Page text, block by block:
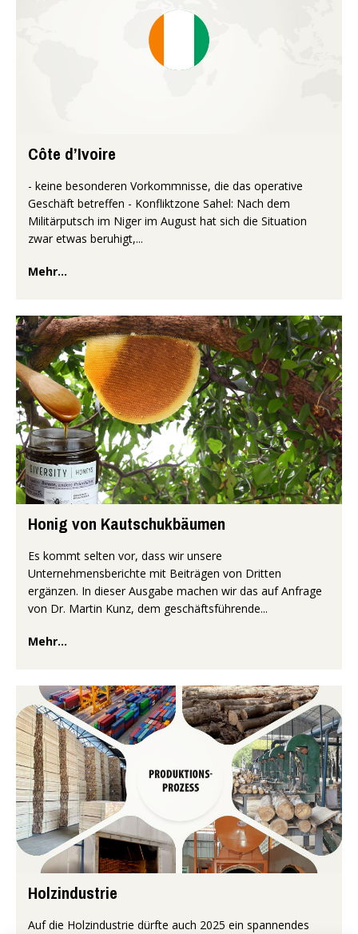
Côte d’Ivoire
- keine besonderen Vorkommnisse, die das operative
Geschäft betreffen - Konfliktzone Sahel: Nach dem
Militärputsch im Niger im August hat sich die Situation
zwar etwas beruhigt,...
Mehr...
Honig von Kautschukbäumen
Es kommt selten vor, dass wir unsere
Unternehmensberichte mit Beiträgen von Dritten
ergänzen. In dieser Ausgabe machen wir das auf Anfrage
von Dr. Martin Kunz, dem geschäftsführende...
Mehr...
Holzindustrie
Auf die Holzindustrie dürfte auch 2025 ein spannendes